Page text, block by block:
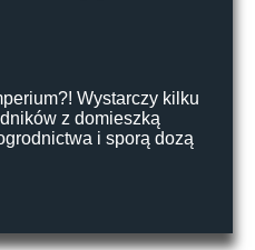
Wystarczy kilku
z domieszką
i sporą dozą